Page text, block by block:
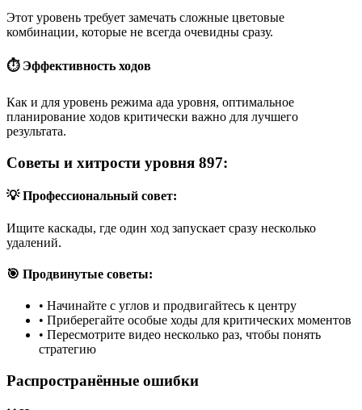
Этот уровень требует замечать сложные цветовые
комбинации, которые не всегда очевидны сразу.
⏱️ Эффективность ходов
Как и для уровень режима ада уровня, оптимальное
планирование ходов критически важно для лучшего
результата.
Советы и хитрости уровня 897:
💡 Профессиональный совет:
Ищите каскады, где один ход запускает сразу несколько
удалений.
🎯 Продвинутые советы:
• Начинайте с углов и продвигайтесь к центру
• Приберегайте особые ходы для критических моментов
• Пересмотрите видео несколько раз, чтобы понять
стратегию
Распространённые ошибки